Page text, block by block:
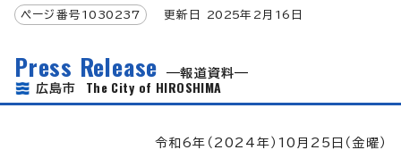
ページ番号 1030237 更新日 2025年2月 16 日
Press Release
報道資料
広島市 The City of HIROSHIMA
令和6年（2024年）10月25日（金曜）